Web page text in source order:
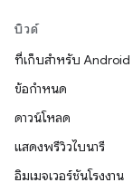
บิวด์
ที่เก็บสำหรับ Android
ข้อกำหนด
ดาวน์โหลด
แสดงพรีวิวไบนารี
อิมเมจเวอร์ชันโรงงาน